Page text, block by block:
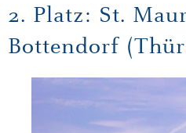
2. Platz: St.
Bottendorf